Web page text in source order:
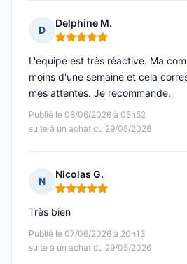
D
Delphine M.
Note : 5 sur 5
Publié le 08/06/2026 à 05h52
suite à un achat du 29/05/2026
L'équipe est très réactive. Ma
moins d'une semaine et cela
mes attentes. Je recommande.
N
Nicolas G.
Note : 5 sur 5
Publié le 07/06/2026 à 20h13
suite à un achat du 29/05/2026
Très bien